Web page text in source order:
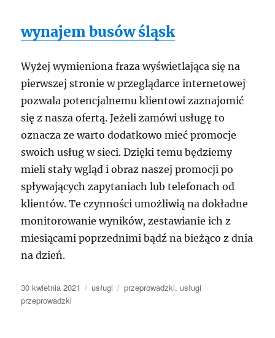
wynajem busów śląsk
Wyżej wymieniona fraza wyświetlająca się na
pierwszej stronie w przeglądarce internetowej
pozwala potencjalnemu klientowi zaznajomić
się z nasza ofertą. Jeżeli zamówi usługę to
oznacza ze warto dodatkowo mieć promocje
swoich usług w sieci. Dzięki temu będziemy
mieli stały wgląd i obraz naszej promocji po
spływających zapytaniach lub telefonach od
klientów. Te czynności umożliwią na dokładne
monitorowanie wyników, zestawianie ich z
miesiącami poprzednimi bądź na bieżąco z dnia
na dzień.
Data
publikacji
30 kwietnia 2021 Kategorie
usługi Tagi
przeprowadzki, usługi
przeprowadzki